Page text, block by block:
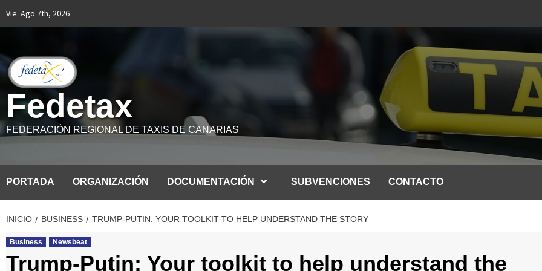
Vie. Ago 7th, 2026
Fedetax
FEDERACIÓN REGIONAL DE TAXIS DE CANARIAS
PORTADA ORGANIZACIÓN DOCUMENTACIÓN SUBVENCIONES CONTACTO
INICIO BUSINESS TRUMP-PUTIN: YOUR TOOLKIT TO HELP UNDERSTAND THE STORY
Business Newsbeat
Trump-Putin: Your toolkit to help understand the